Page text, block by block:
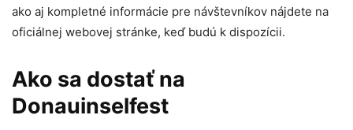
ako aj kompletné informácie pre návštevníkov nájdete na
oficiálnej webovej stránke, keď budú k dispozícii.
Ako sa dostať na
Donauinselfest